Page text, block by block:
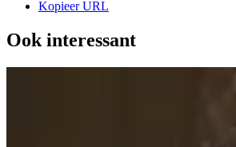
Kopieer URL
Ook interessant